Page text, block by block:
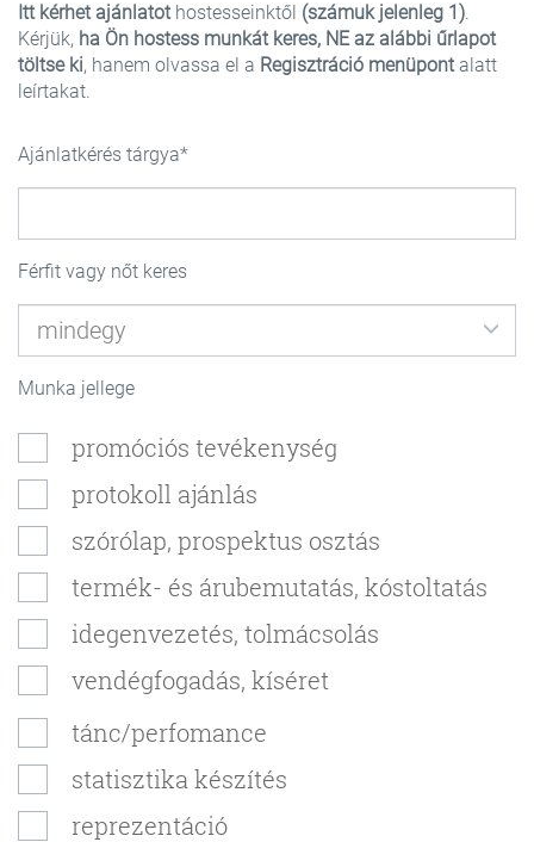
Itt kérhet ajánlatothostesseinktől (számuk jelenleg 1).
Kérjük, ha Ön hostess munkát keres, NE az alábbi űrlapot
töltse ki, hanem olvassa el a Regisztráció menüpontalatt
leírtakat.
Ajánlatkérés tárgya
Férfit vagy nőt keres
Munka jellege
promóciós tevékenység
protokoll ajánlás
szórólap, prospektus osztás
termék- és árubemutatás, kóstoltatás
idegenvezetés, tolmácsolás
vendégfogadás, kíséret
tánc/perfomance
statisztika készítés
reprezentáció